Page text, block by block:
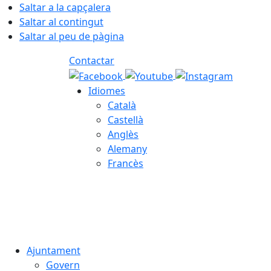
Saltar a la capçalera
Saltar al contingut
Saltar al peu de pàgina
Contactar
Idiomes
Català
Castellà
Anglès
Alemany
Francès
Ajuntament
Govern